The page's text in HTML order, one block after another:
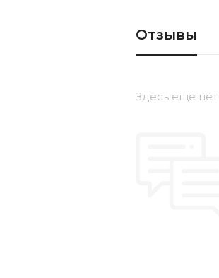
Отзывы
Здесь еще